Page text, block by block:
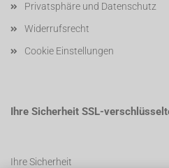
Privatsphäre und Datenschutz
Widerrufsrecht
Cookie Einstellungen
Ihre Sicherheit SSL-
Ihre Sicherheit